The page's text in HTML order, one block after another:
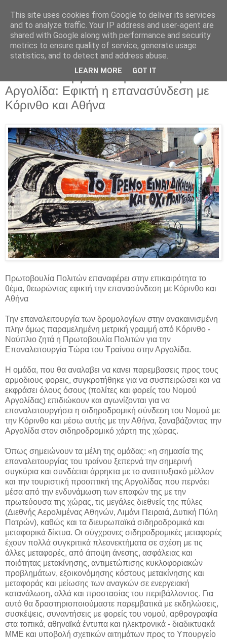
Parakato.gr
Πρωτοβουλία Πολιτών για την
επαναλειτουργία του τραίνου στην
Αργολίδα: Εφικτή η επανασύνδεση με
Κόρινθο και Αθήνα
Πρωτοβουλία Πολιτών επαναφέρει στην επικαιρότητα το
θέμα, θεωρώντας εφικτή την επανασύνδεση με Κόρινθο και
Αθήνα
Την επαναλειτουργία των δρομολογίων στην ανακαινισμένη
πλην όμως παραμελημένη μετρική γραμμή από Κόρινθο -
Ναύπλιο ζητά η Πρωτοβουλία Πολιτών για την
Επαναλειτουργία Τώρα του Τραίνου στην Αργολίδα.
Η ομάδα, που θα αναλαβει να κανει παρεμβασεις προς τους
αρμοδιους φορεις, συγκροτήθηκε για να συσπειρώσει και να
εκφράσει όλους όσους (πολίτες και φορείς του Νομού
Αργολίδας) επιδιώκουν και αγωνίζονται για να
επαναλειτουργήσει η σιδηροδρομική σύνδεση του Νομού με
την Κόρινθο και μέσω αυτής με την Αθήνα, ξαναβάζοντας την
Αργολίδα στον σιδηροδρομικό χάρτη της χώρας.
Όπως σημειώνουν τα μέλη της ομάδας: «η σημασία της
επαναλειτουργίας του τραίνου ξεπερνά την σημερινή
συγκύρια και συνδέεται άρρηκτα με το αναπτυξιακό μέλλον
και την τουριστική προοπτική της Αργολίδας που περνάει
μέσα από την ενδυνάμωση των επαφών της με την
πρωτεύουσα της χώρας, τις μεγάλες διεθνείς της πύλες
(Διεθνής Αερολιμένας Αθηνών, Λιμάνι Πειραιά, Δυτική Πύλη
Πατρών), καθώς και τα διευρωπαϊκά σιδηροδρομικά και
μεταφορικά δίκτυα. Οι σύγχρονες σιδηροδρομικές μεταφορές
έχουν πολλά συγκριτικά πλεονεκτήματα σε σχέση με τις
άλλες μεταφορές, από άποψη άνεσης, ασφάλειας και
ποιότητας μετακίνησης, αντιμετώπισης κυκλοφοριακών
προβλημάτων, εξοικονόμησης κόστους μετακίνησης και
μεταφοράς και μείωσης των αναγκών σε ενεργειακή
κατανάλωση, αλλά και προστασίας του περιβάλλοντος. Για
αυτό θα δραστηριοποιούμαστε παρεμβατικά με εκδηλώσεις,
συσκέψεις, συναντήσεις με φορείς του νομού, αρθρογραφία
στα τοπικά, αθηναϊκά έντυπα και ηλεκτρονικά - διαδικτυακά
ΜΜΕ και υποβολή σχετικών αιτημάτων προς το Υπουργείο
This site uses cookies from Google to deliver its services
and to analyze traffic. Your IP address and user-agent are
shared with Google along with performance and security
metrics to ensure quality of service, generate usage
statistics, and to detect and address abuse.
LEARN MORE GOT IT